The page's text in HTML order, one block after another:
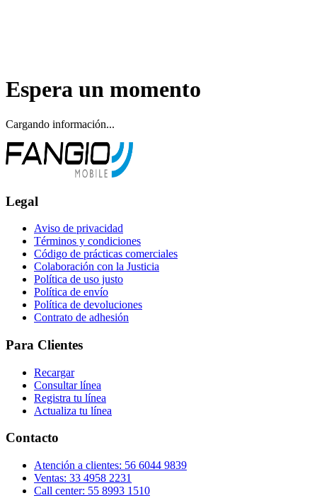
Espera un momento
Cargando información...
Legal
Aviso de privacidad
Términos y condiciones
Código de prácticas comerciales
Colaboración con la Justicia
Política de uso justo
Política de envío
Política de devoluciones
Contrato de adhesión
Para Clientes
Recargar
Consultar línea
Registra tu línea
Actualiza tu línea
Contacto
Atención a clientes: 56 6044 9839
Ventas: 33 4958 2231
Call center: 55 8993 1510